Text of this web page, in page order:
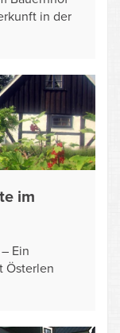
in der
im
Ein
Österlen